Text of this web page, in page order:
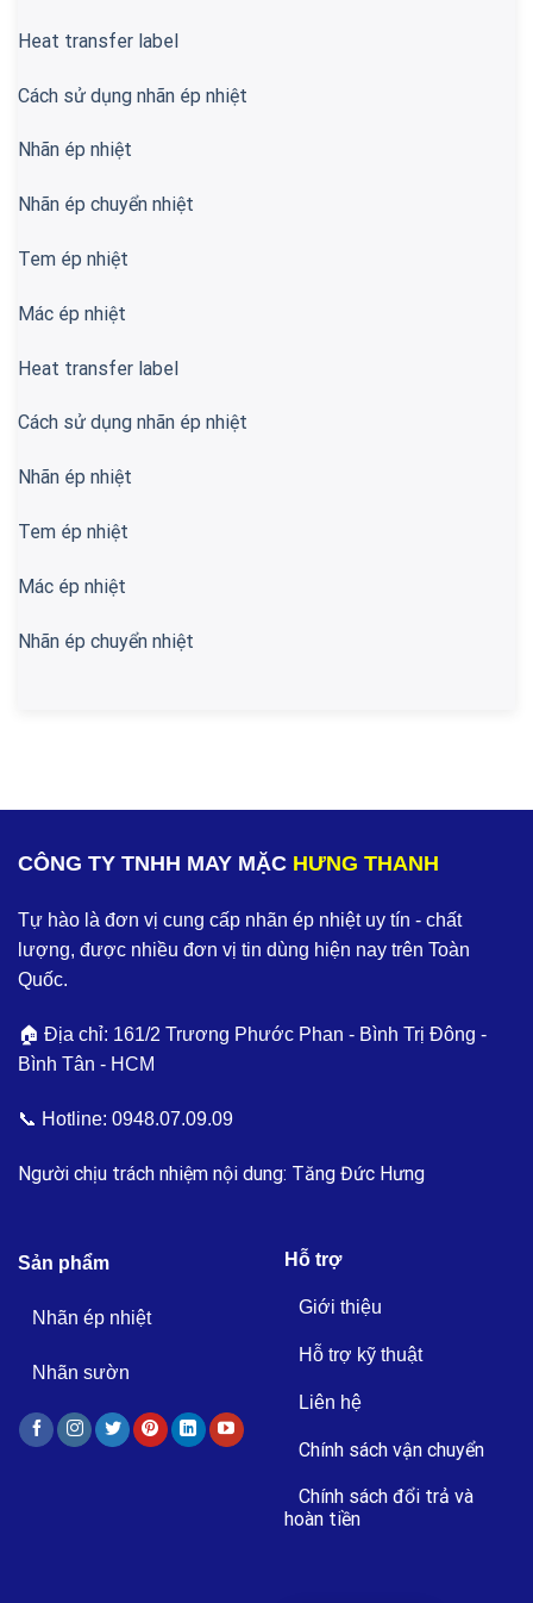
Heat transfer label
Cách sử dụng nhãn ép nhiệt
Nhãn ép nhiệt
Nhãn ép chuyển nhiệt
Tem ép nhiệt
Mác ép nhiệt
Heat transfer label
Cách sử dụng nhãn ép nhiệt
Nhãn ép nhiệt
Tem ép nhiệt
Mác ép nhiệt
Nhãn ép chuyển nhiệt
CÔNG TY TNHH MAY MẶC HƯNG THANH
Tự hào là đơn vị cung cấp nhãn ép nhiệt uy tín - chất
lượng, được nhiều đơn vị tin dùng hiện nay trên Toàn
Quốc.
🏠 Địa chỉ: 161/2 Trương Phước Phan - Bình Trị Đông -
Bình Tân - HCM
📞 Hotline: 0948.07.09.09
Người chịu trách nhiệm nội dung: Tăng Đức Hưng
Sản phẩm
Nhãn ép nhiệt
Nhãn sườn
Hỗ trợ
Giới thiệu
Hỗ trợ kỹ thuật
Liên hệ
Chính sách vận chuyển
Chính sách đổi trả và
hoàn tiền